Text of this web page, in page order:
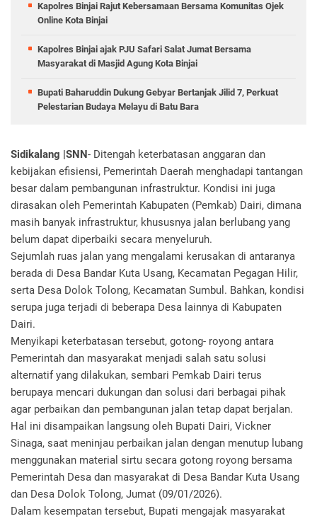
Kapolres Binjai Rajut Kebersamaan Bersama Komunitas Ojek
Online Kota Binjai
Kapolres Binjai ajak PJU Safari Salat Jumat Bersama
Masyarakat di Masjid Agung Kota Binjai
Bupati Baharuddin Dukung Gebyar Bertanjak Jilid 7, Perkuat
Pelestarian Budaya Melayu di Batu Bara
Sidikalang |SNN- Ditengah keterbatasan anggaran dan
kebijakan efisiensi, Pemerintah Daerah menghadapi tantangan
besar dalam pembangunan infrastruktur. Kondisi ini juga
dirasakan oleh Pemerintah Kabupaten (Pemkab) Dairi, dimana
masih banyak infrastruktur, khususnya jalan berlubang yang
belum dapat diperbaiki secara menyeluruh.
Sejumlah ruas jalan yang mengalami kerusakan di antaranya
berada di Desa Bandar Kuta Usang, Kecamatan Pegagan Hilir,
serta Desa Dolok Tolong, Kecamatan Sumbul. Bahkan, kondisi
serupa juga terjadi di beberapa Desa lainnya di Kabupaten
Dairi.
Menyikapi keterbatasan tersebut, gotong- royong antara
Pemerintah dan masyarakat menjadi salah satu solusi
alternatif yang dilakukan, sembari Pemkab Dairi terus
berupaya mencari dukungan dan solusi dari berbagai pihak
agar perbaikan dan pembangunan jalan tetap dapat berjalan.
Hal ini disampaikan langsung oleh Bupati Dairi, Vickner
Sinaga, saat meninjau perbaikan jalan dengan menutup lubang
menggunakan material sirtu secara gotong royong bersama
Pemerintah Desa dan masyarakat di Desa Bandar Kuta Usang
dan Desa Dolok Tolong, Jumat (09/01/2026).
Dalam kesempatan tersebut, Bupati mengajak masyarakat